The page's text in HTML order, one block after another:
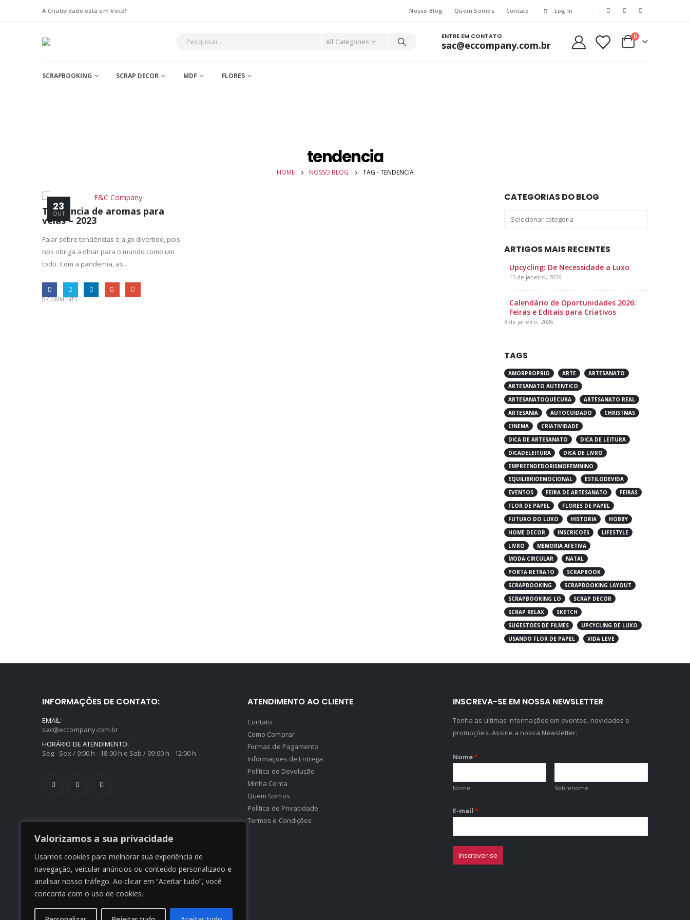
Valorizamos a sua privacidade
Usamos cookies para melhorar sua experiência de
navegação, veicular anúncios ou conteúdo personalizado e
analisar nosso tráfego. Ao clicar em “Aceitar tudo”, você
concorda com o uso de cookies.
A Criatividade está em Você! Nosso Blog Quem Somos Contato Log In
All Categories
ENTRE EM CONTATO
sac@eccompany.com.br
0
SCRAPBOOKING SCRAP DECOR MDF FLORES
tendencia
HOME NOSSO BLOG TAG -TENDENCIA
23
OUT
Tendência de aromas para
velas – 2023
Falar sobre tendências é algo divertido, pois
nos obriga a olhar para o mundo como um
todo. Com a pandemia, as...
0 COMMENTS
CATEGORIAS DO BLOG
Categorias
ARTIGOS MAIS RECENTES
Upcycling: De Necessidade a Luxo
15 de janeiro, 2026
Calendário de Oportunidades 2026:
Feiras e Editais para Criativos
8 de janeiro, 2026
TAGS
AMORPROPRIO ARTE
ARTESANATO
ARTESANATO AUTENTICO
ARTESANATOQUECURA
ARTESANATO REAL
ARTESANIA
AUTOCUIDADO
CHRISTMAS
CINEMA
CRIATIVIDADE
DICA DE ARTESANATO
DICA DE LEITURA
DICADELEITURA
DICA DE LIVRO
EMPREENDEDORISMOFEMININO
EQUILIBRIOEMOCIONAL
ESTILODEVIDA
EVENTOS
FEIRA DE ARTESANATO
FEIRAS
FLOR DE PAPEL
FLORES DE PAPEL
FUTURO DO LUXO
HISTORIA
HOBBY
HOME DECOR
INSCRICOES
LIFESTYLE
LIVRO
MEMORIA AFETIVA
MODA CIRCULAR
NATAL
PORTA RETRATO
SCRAPBOOK
SCRAPBOOKING
SCRAPBOOKING LAYOUT
SCRAPBOOKING LO
SCRAP DECOR
SCRAP RELAX
SKETCH
SUGESTOES DE FILMES
UPCYCLING DE LUXO
USANDO FLOR DE PAPEL
VIDA LEVE
INFORMAÇÕES DE CONTATO:
EMAIL:
sac@eccompany.com.br
HORÁRIO DE ATENDIMENTO:
Seg - Sex / 9:00 h - 18:00 h e Sab / 09:00 h - 12:00 h
ATENDIMENTO AO CLIENTE
Contato
Como Comprar
Formas de Pagamento
Informações de Entrega
Política de Devolução
Minha Conta
Quem Somos
Política de Privacidade
Termos e Condições
INSCREVA-SE EM NOSSA NEWSLETTER
Tenha as últimas informações em eventos, novidades e
promoções. Assine a nossa Newsletter:
Nome*
Nome Sobrenome
E-mail*
Inscrever-se